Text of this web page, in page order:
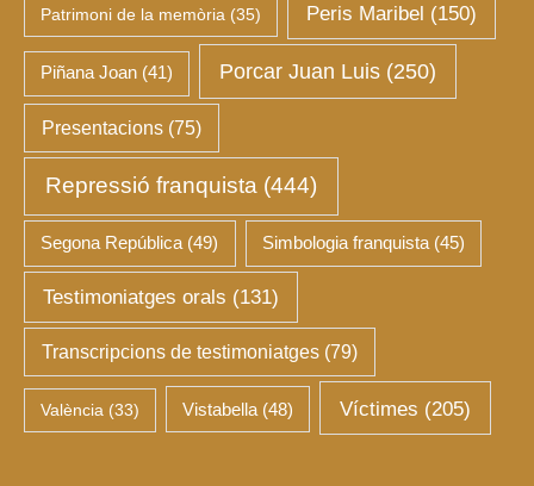
Patrimoni de la memòria (35) Peris Maribel (150)
Piñana Joan (41) Porcar Juan Luis (250)
Presentacions (75)
Repressió franquista(444)
Segona República (49) Simbologia franquista (45)
Testimoniatges orals (131)
Transcripcions de testimoniatges (79)
València (33) Vistabella(48) Víctimes (205)